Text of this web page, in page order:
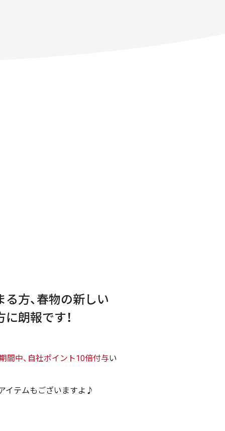
方、春物の新しい
朗報です！
間中、自社ポイント10倍付与い
イテムもございますよ♪